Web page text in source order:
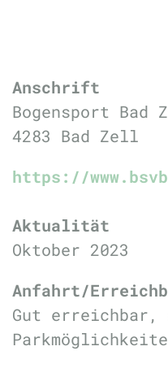
Anschrift
Bogensport
4283 Bad Zell
https://
Aktualität
Oktober 2023
Anfahrt/
Gut erreichbar,